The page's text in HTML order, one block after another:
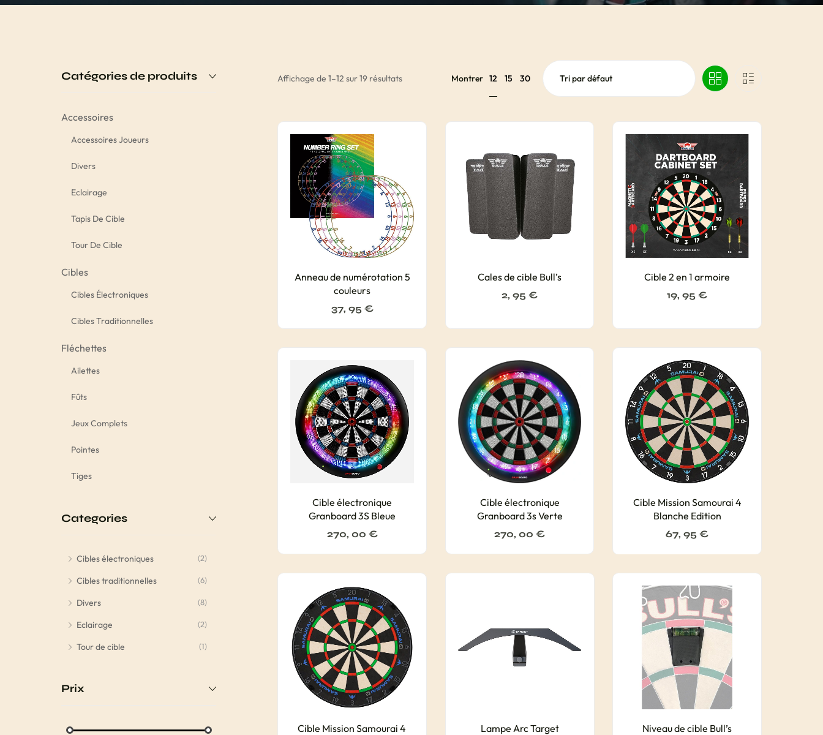
Catégories de produits
Accessoires
Accessoires Joueurs
Divers
Eclairage
Tapis De Cible
Tour De Cible
Cibles
Cibles Électroniques
Cibles Traditionnelles
Fléchettes
Ailettes
Fûts
Jeux Complets
Pointes
Tiges
Categories
Cibles électroniques (2)
Cibles traditionnelles (6)
Divers (8)
Eclairage (2)
Tour de cible (1)
Prix
Affichage de 1–12 sur 19 résultats Montrer 12 15 30
Anneau de numérotation 5
couleurs
37, 95 €
Cales de cible Bull’s
2, 95€
Cible 2 en 1 armoire
19, 95€
Cible électronique
Granboard 3S Bleue
270, 00 €
Cible électronique
Granboard 3s Verte
270, 00€
Cible Mission Samourai 4
Blanche Edition
67, 95€
Cible Mission Samourai 4
Lampe Arc Target Niveau de cible Bull’s